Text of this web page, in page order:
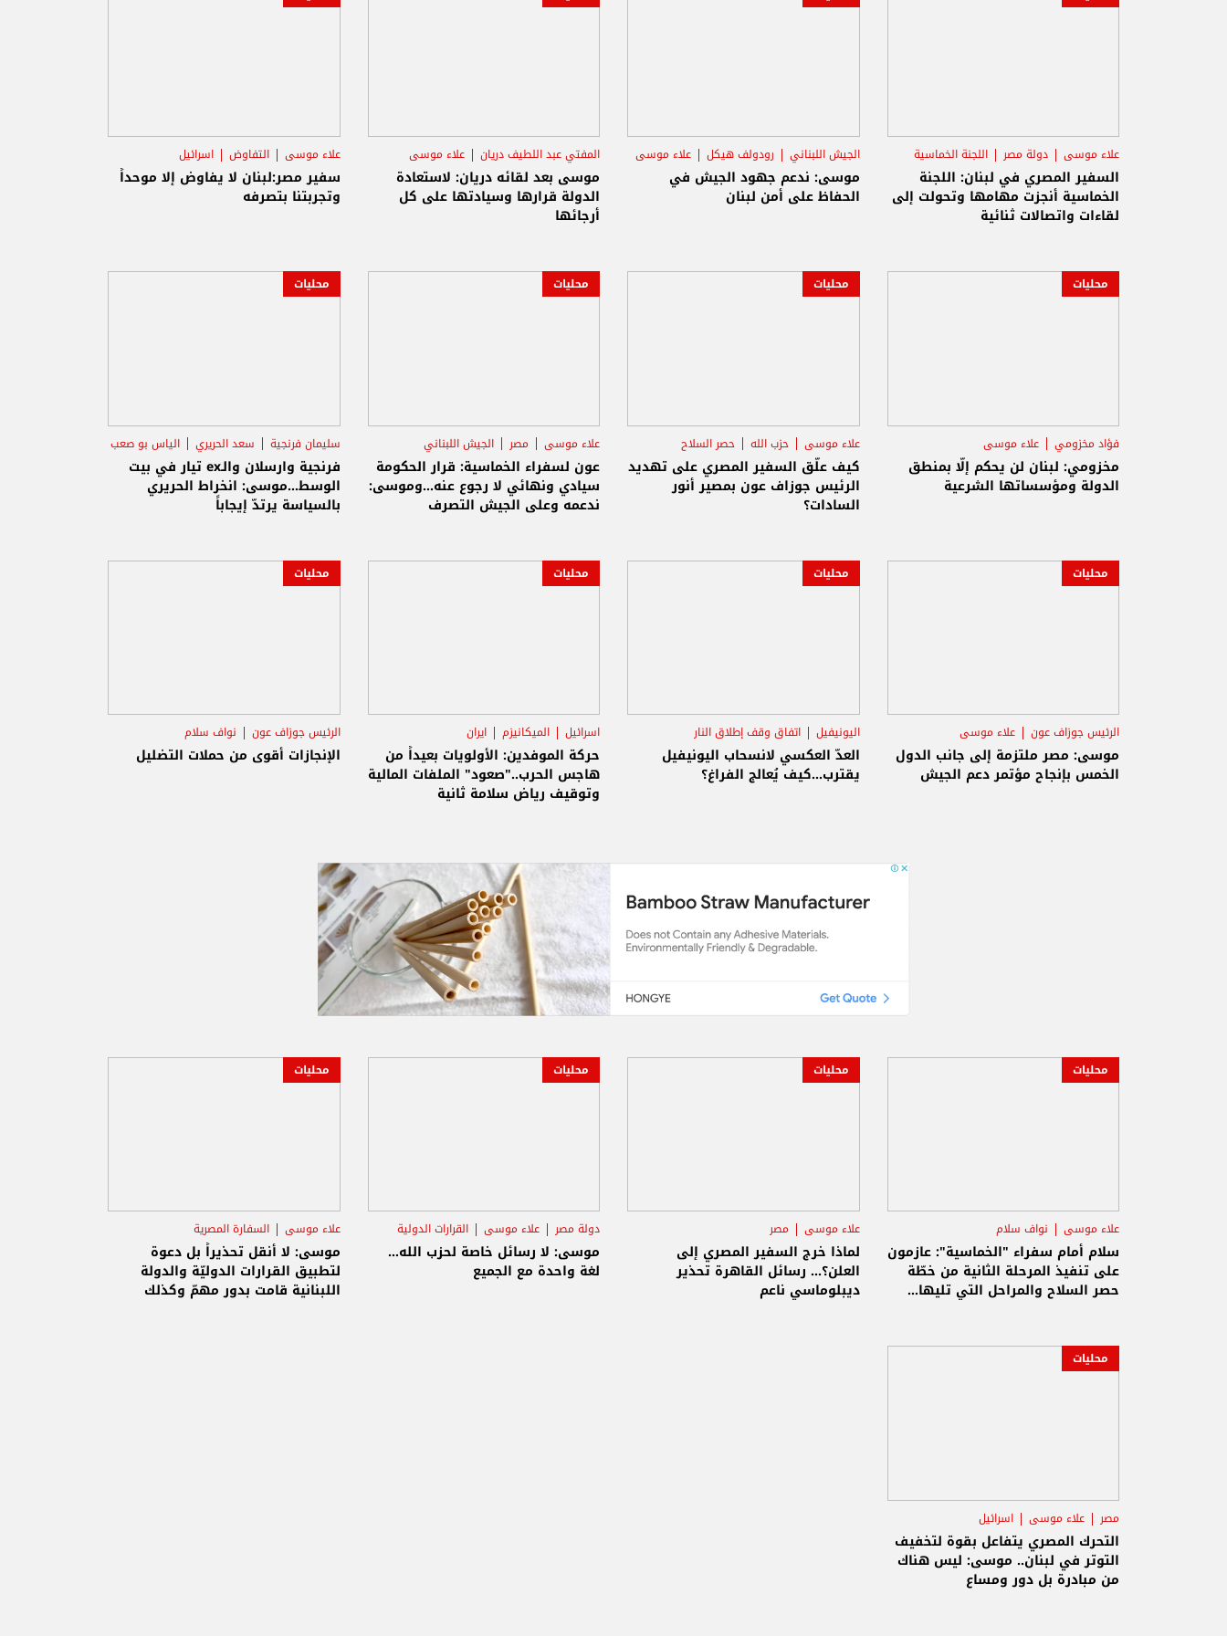
علاء موسى دولة مصر اللجنة الخماسية
السفير المصري في لبنان: اللجنة
الخماسية أنجزت مهامها وتحولت إلى
لقاءات واتصالات ثنائية
الجيش اللبناني رودولف هيكل علاء موسى
موسى: ندعم جهود الجيش في
الحفاظ على أمن لبنان
المفتي عبد اللطيف دريان علاء موسى
موسى بعد لقائه دريان: لاستعادة
الدولة قرارها وسيادتها على كل
أرجائها
علاء موسى التفاوض اسرائيل
سفير مصر:لبنان لا يفاوض إلا موحداً
وتجربتنا بتصرفه
محليات
فؤاد مخزومي علاء موسى
مخزومي: لبنان لن يحكم إلّا بمنطق
الدولة ومؤسساتها الشرعية
محليات
علاء موسى حزب الله حصر السلاح
كيف علّق السفير المصري على تهديد
الرئيس جوزاف عون بمصير أنور
السادات؟
محليات
علاء موسى مصر الجيش اللبناني
عون لسفراء الخماسية: قرار الحكومة
سيادي ونهائي لا رجوع عنه...وموسى:
ندعمه وعلى الجيش التصرف
محليات
سليمان فرنجية سعد الحريري الياس بو صعب
فرنجية وارسلان والـex تيار في بيت
الوسط...موسى: انخراط الحريري
بالسياسة يرتدّ إيجاباً
محليات
الرئيس جوزاف عون علاء موسى
موسى: مصر ملتزمة إلى جانب الدول
الخمس بإنجاح مؤتمر دعم الجيش
محليات
اليونيفيل
اتفاق وقف إطلاق النار
الجيش اللبناني
العدّ العكسي لانسحاب اليونيفيل
يقترب...كيف يُعالج الفراغ؟
محليات
اسرائيل الميكانيزم ايران
حركة الموفدين: الأولويات بعيداً من
هاجس الحرب.."صعود" الملفات المالية
وتوقيف رياض سلامة ثانية
محليات
الرئيس جوزاف عون
نواف سلام
الفجوة المالية
الإنجازات أقوى من حملات التضليل
محليات
علاء موسى نواف سلام
سلام أمام سفراء "الخماسية": عازمون
على تنفيذ المرحلة الثانية من خطّة
حصر السلاح والمراحل التي تليها...
محليات
علاء موسى مصر
لماذا خرج السفير المصري إلى
العلن؟... رسائل القاهرة تحذير
ديبلوماسي ناعم
محليات
دولة مصر علاء موسى القرارات الدولية
موسى: لا رسائل خاصة لحزب الله…
لغة واحدة مع الجميع
محليات
علاء موسى السفارة المصرية
موسى: لا أنقل تحذيراً بل دعوة
لتطبيق القرارات الدوليّة والدولة
اللبنانية قامت بدور مهمّ وكذلك
محليات
مصر علاء موسى اسرائيل
التحرك المصري يتفاعل بقوة لتخفيف
التوتر في لبنان.. موسى: ليس هناك
من مبادرة بل دور ومساع